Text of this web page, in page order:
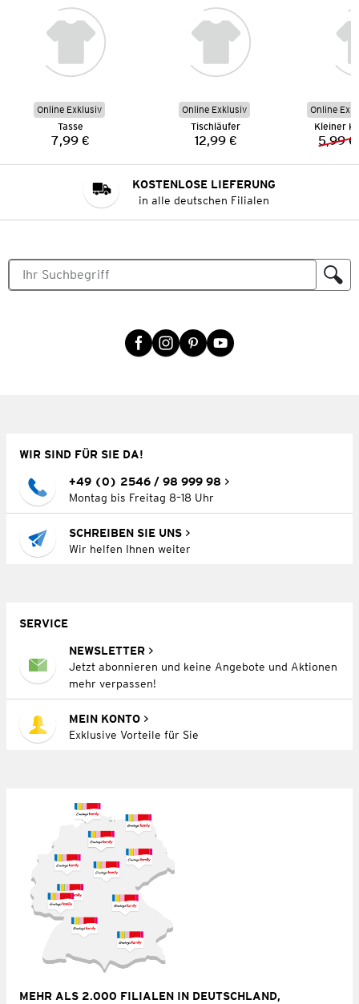
Online Exklusiv
Tasse
Preis:
7,99 €
Online Exklusiv
Tischläufer
Preis:
12,99 €
Online
Kleiner
5,99 €
KOSTENLOSE LIEFERUNG
in alle deutschen Filialen
WIR SIND FÜR SIE DA!
+49 (0) 2546 / 98 999 98
Montag bis Freitag 8–18 Uhr
SCHREIBEN SIE UNS
Wir helfen Ihnen weiter
SERVICE
NEWSLETTER
Jetzt abonnieren und keine Angebote und Aktionen
mehr verpassen!
MEIN KONTO
Exklusive Vorteile für Sie
MEHR ALS 2.000 FILIALEN IN DEUTSCHLAND,